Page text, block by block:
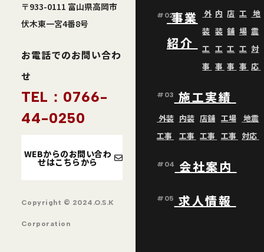
〒933-0111 富山県高岡市
伏木東一宮4番8号
お電話でのお問い合わ
せ
TEL：0766-
44-0250
WEBからのお問い合わ
せはこちらから
Copyright © 2024.O.S.K
Corporation
#02事業
紹介
外
装
工
事
内
装
工
事
店
舗
工
事
工
場
工
事
地
震
対
応
#03 施工実績
外装
工事
内装
工事
店舗
工事
工場
工事
地震
対応
#04 会社案内
#05 求人情報